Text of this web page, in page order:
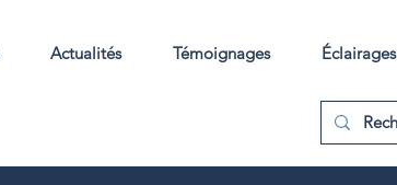
Actualités Témoignages Éclairages